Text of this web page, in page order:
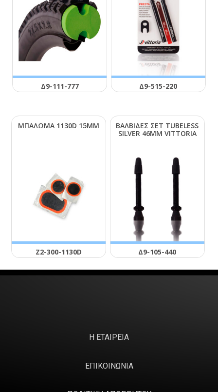
Δ9-111-777 Δ9-515-220
ΜΠΑΛΩΜΑ 1130D 15ΜΜ
Ζ2-300-1130D
ΒΑΛΒΙΔΕΣ ΣΕΤ ΤUΒΕLΕSS
SΙLVΕR 46ΜΜ VΙΤΤΟRΙΑ
Δ9-105-440
Η ΕΤΑΙΡΕΙΑ
ΕΠΙΚΟΙΝΩΝΙΑ